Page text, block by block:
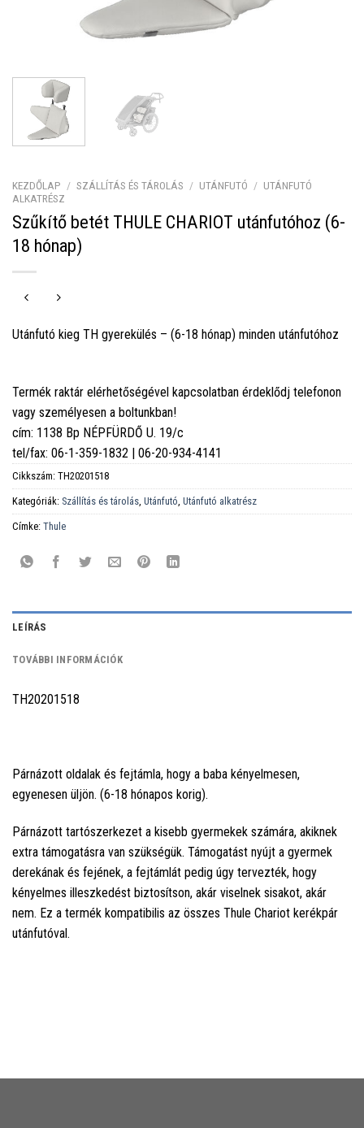
KEZDŐLAP / SZÁLLÍTÁS ÉS TÁROLÁS / UTÁNFUTÓ / UTÁNFUTÓ
ALKATRÉSZ
Szűkítő betét THULE CHARIOT utánfutóhoz (6-
18 hónap)
Utánfutó kieg TH gyerekülés – (6-18 hónap) minden utánfutóhoz
Termék raktár elérhetőségével kapcsolatban érdeklődj telefonon
vagy személyesen a boltunkban!
cím: 1138 Bp NÉPFÜRDŐ U. 19/c
tel/fax: 06-1-359-1832 | 06-20-934-4141
Cikkszám: TH20201518
Kategóriák: Szállítás és tárolás, Utánfutó, Utánfutó alkatrész
Címke: Thule
LEÍRÁS
TOVÁBBI INFORMÁCIÓK
TH20201518
Párnázott oldalak és fejtámla, hogy a baba kényelmesen,
egyenesen üljön. (6-18 hónapos korig).
Párnázott tartószerkezet a kisebb gyermekek számára, akiknek
extra támogatásra van szükségük. Támogatást nyújt a gyermek
derekának és fejének, a fejtámlát pedig úgy tervezték, hogy
kényelmes illeszkedést biztosítson, akár viselnek sisakot, akár
nem. Ez a termék kompatibilis az összes Thule Chariot kerékpár
utánfutóval.